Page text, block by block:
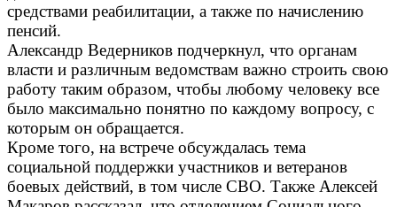
средствами реабилитации, а также по начислению
пенсий.
Александр Ведерников подчеркнул, что органам
власти и различным ведомствам важно строить свою
работу таким образом, чтобы любому человеку все
было максимально понятно по каждому вопросу, с
которым он обращается.
Кроме того, на встрече обсуждалась тема
социальной поддержки участников и ветеранов
боевых действий, в том числе СВО. Также Алексей